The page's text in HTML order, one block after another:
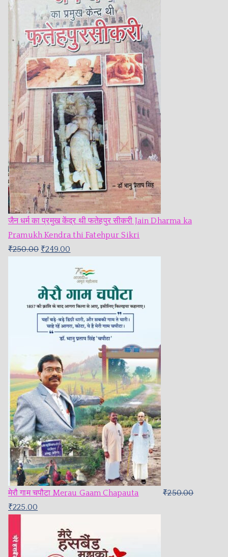
जैन धर्म का प्रमुख केंद्र थी फतेहपुर सीकरी Jain Dharma ka
Pramukh Kendra thi Fatehpur Sikri
₹250.00 ₹249.00
मेरौ गाम चपौटा Merau Gaam Chapauta ₹250.00
₹225.00